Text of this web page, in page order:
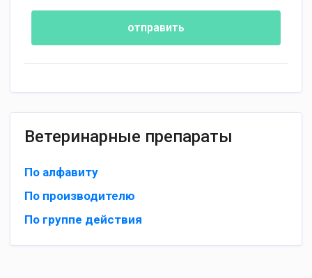
отправить
Ветеринарные препараты
По алфавиту
По производителю
По группе действия